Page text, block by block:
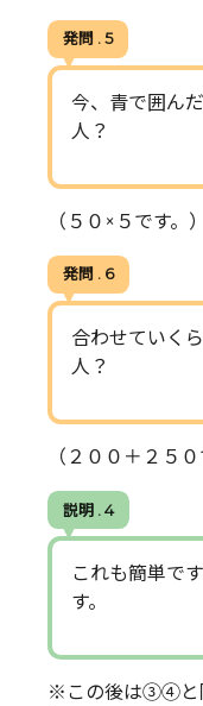
発問 . 5
今、青で囲ん
人？
（５０×５です。）
発問 . 6
合わせていく
人？
（２００＋２５０
説明 . 4
これも簡単で
す。
※この後は③④と